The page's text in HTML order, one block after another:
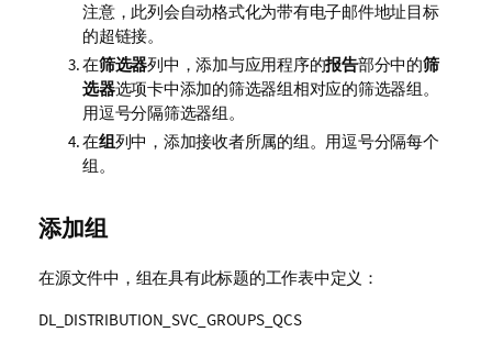
注意，此列会自动格式化为带有电子邮件地址目标
的超链接。
在筛选器列中，添加与应用程序的报告部分中的筛
选器选项卡中添加的筛选器组相对应的筛选器组。
用逗号分隔筛选器组。
在组列中，添加接收者所属的组。用逗号分隔每个
组。
添加组
在源文件中，组在具有此标题的工作表中定义：
DL_DISTRIBUTION_SVC_GROUPS_QCS